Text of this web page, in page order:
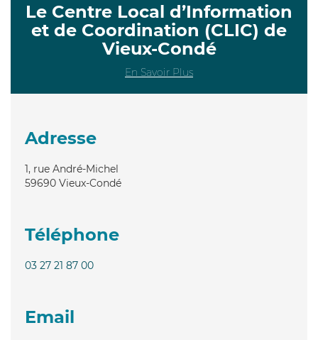
Le Centre Local d’Information
et de Coordination (CLIC) de
Vieux-Condé
En Savoir Plus
Adresse
1, rue André-Michel
59690 Vieux-Condé
Téléphone
03 27 21 87 00
Email